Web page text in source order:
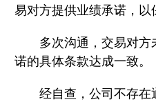
易对方提供业绩承诺，
多次沟通，交易对方
诺的具体条款达成一致。
经自查，公司不存在